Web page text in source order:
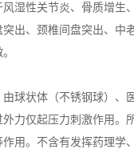
湿性关节炎、骨质增生
突出、颈椎间盘突出、中
球状体（不锈钢球）、
外力仅起压力刺激作用。
作用。不含有发挥药理学